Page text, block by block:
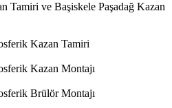
Tamiri ve Başiskele Paşadağ Kazan
Kazan Tamiri
Kazan Montajı
Brülör Montajı